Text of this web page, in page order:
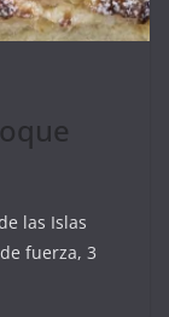
las Islas
fuerza, 3